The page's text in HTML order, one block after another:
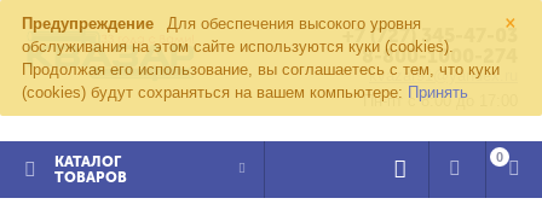
×
Предупреждение
Для обеспечения высокого уровня
обслуживания на этом сайте используются куки (cookies).
Продолжая его использование, вы соглашаетесь с тем, что куки
(cookies) будут сохраняться на вашем компьютере: Принять
+7 (727) 345-47-03
8-800-1000-274
kvazar91@yandex.ru
Пн-пт с 8:00 до 17:00
КАТАЛОГ
ТОВАРОВ
0